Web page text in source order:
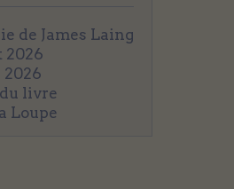
de James Laing
2026
livre
Loupe